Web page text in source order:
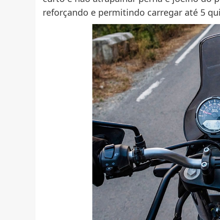
reforçando e permitindo carregar até 5